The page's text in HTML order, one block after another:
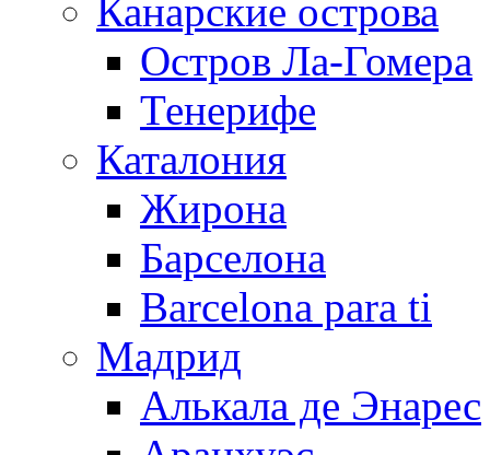
Канарские острова
Остров Ла-Гомера
Тенерифе
Каталония
Жирона
Барселона
Barcelona para ti
Мадрид
Алькала де Энарес